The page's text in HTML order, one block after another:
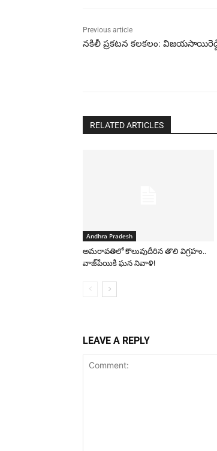
Previous article
నకిలీ ప్రకటన కలకలం:
RELATED ARTICLES
Andhra Pradesh
అమరావతిలో కొలువుదీరిన తొలి విగ్రహం..
వాజ్‌పేయికి ఘన నివాళి!
LEAVE A REPLY